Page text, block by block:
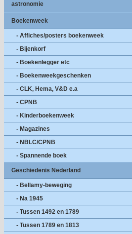
astronomie
Boekenweek
- Affiches/posters boekenweek
- Bijenkorf
- Boekenlegger etc
- Boekenweekgeschenken
- CLK, Hema, V&D e.a
- CPNB
- Kinderboekenweek
- Magazines
- NBLC/CPNB
- Spannende boek
Geschiedenis Nederland
- Bellamy-beweging
- Na 1945
- Tussen 1492 en 1789
- Tussen 1789 en 1813